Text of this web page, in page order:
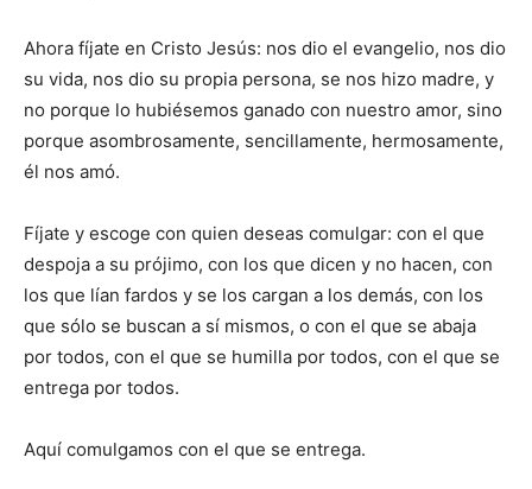
Ahora fíjate en Cristo Jesús: nos dio el evangelio, nos dio
su vida, nos dio su propia persona, se nos hizo madre, y
no porque lo hubiésemos ganado con nuestro amor, sino
porque asombrosamente, sencillamente, hermosamente,
él nos amó.
Fíjate y escoge con quien deseas comulgar: con el que
despoja a su prójimo, con los que dicen y no hacen, con
los que lían fardos y se los cargan a los demás, con los
que sólo se buscan a sí mismos, o con el que se abaja
por todos, con el que se humilla por todos, con el que se
entrega por todos.
Aquí comulgamos con el que se entrega.